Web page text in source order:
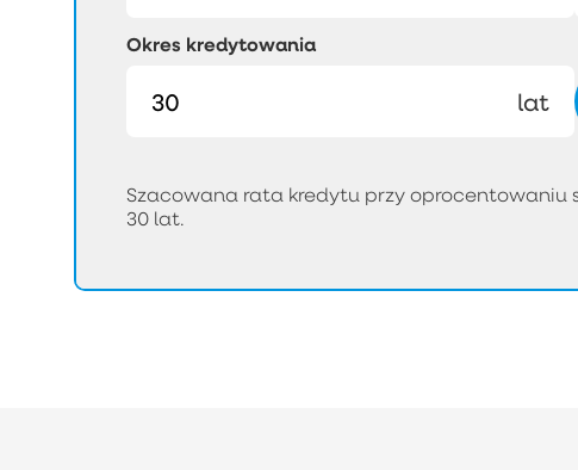
Okres kredytowania
lat
Szacowana rata kredytu przy oprocentowaniu
30 lat.